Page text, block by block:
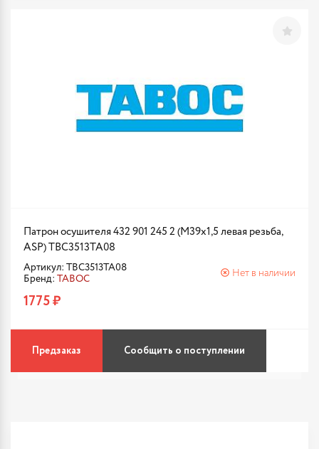
Патрон осушителя 432 901 245 2 (М39х1,5 левая резьба,
ASP) TBC3513TA08
Артикул: TBC3513TA08
Бренд: TABOC
Нет в наличии
1775 ₽
Предзаказ Сообщить о поступлении